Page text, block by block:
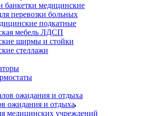
банкетки медицинские
перевозки больных
подкатные
мебель ЛДСП
ширмы и стойки
стеллажи
ожидания и отдыха
медицинских учреждений